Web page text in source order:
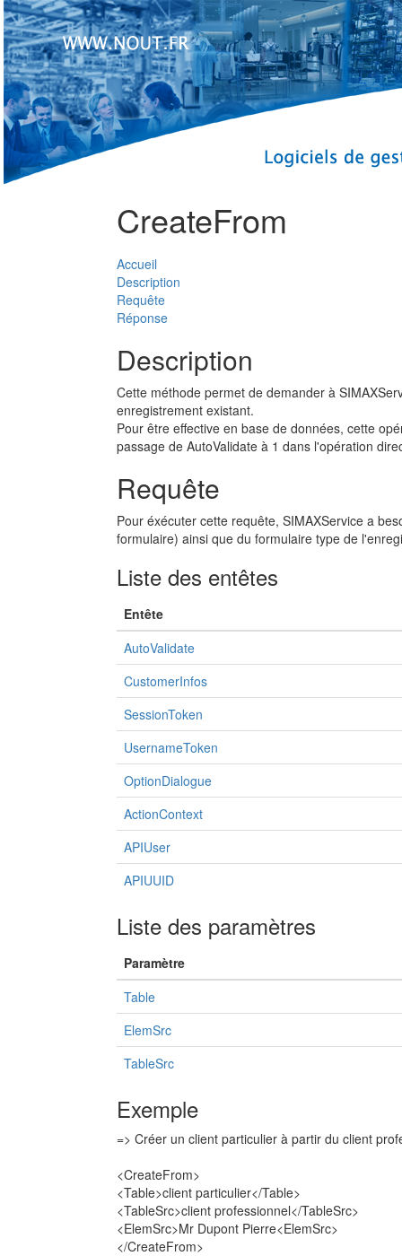
CreateFrom
Accueil
Description
Requête
Réponse
Description
Cette méthode permet de demander à
enregistrement existant.
Pour être effective en base de données, cette
passage de AutoValidate à 1 dans l'opération
Requête
Pour éxécuter cette requête, SIMAXService a
formulaire) ainsi que du formulaire type de
Liste des entêtes
Entête
AutoValidate
CustomerInfos
SessionToken
UsernameToken
OptionDialogue
ActionContext
APIUser
APIUUID
Liste des paramètres
Paramètre
Table
ElemSrc
TableSrc
Exemple
=> Créer un client particulier à partir du client
<CreateFrom>
<Table>client particulier</Table>
<TableSrc>client professionnel</TableSrc>
<ElemSrc>Mr Dupont Pierre<ElemSrc>
</CreateFrom>